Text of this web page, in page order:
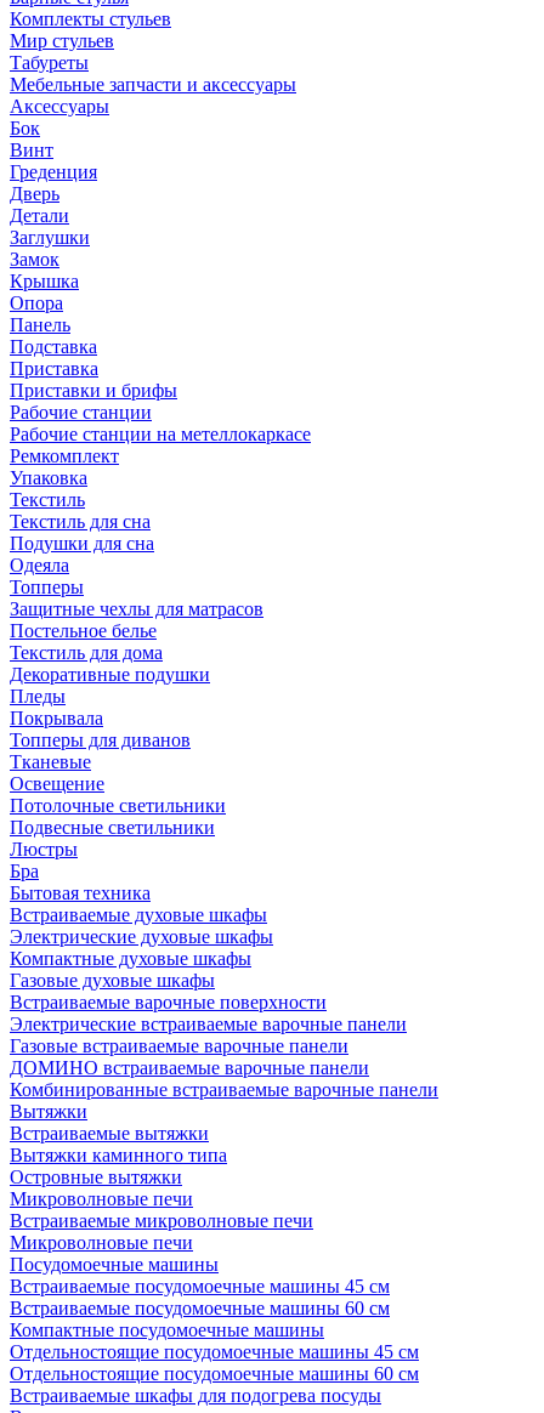
Комплекты стульев
Мир стульев
Табуреты
Мебельные запчасти и аксессуары
Аксессуары
Бок
Винт
Греденция
Дверь
Детали
Заглушки
Замок
Крышка
Опора
Панель
Подставка
Приставка
Приставки и брифы
Рабочие станции
Рабочие станции на метеллокаркасе
Ремкомплект
Упаковка
Текстиль
Текстиль для сна
Подушки для сна
Одеяла
Топперы
Защитные чехлы для матрасов
Постельное белье
Текстиль для дома
Декоративные подушки
Пледы
Покрывала
Топперы для диванов
Тканевые
Освещение
Потолочные светильники
Подвесные светильники
Люстры
Бра
Бытовая техника
Встраиваемые духовые шкафы
Электрические духовые шкафы
Компактные духовые шкафы
Газовые духовые шкафы
Встраиваемые варочные поверхности
Электрические встраиваемые варочные панели
Газовые встраиваемые варочные панели
ДОМИНО встраиваемые варочные панели
Комбинированные встраиваемые варочные панели
Вытяжки
Встраиваемые вытяжки
Вытяжки каминного типа
Островные вытяжки
Микроволновые печи
Встраиваемые микроволновые печи
Микроволновые печи
Посудомоечные машины
Встраиваемые посудомоечные машины 45 см
Встраиваемые посудомоечные машины 60 см
Компактные посудомоечные машины
Отдельностоящие посудомоечные машины 45 см
Отдельностоящие посудомоечные машины 60 см
Встраиваемые шкафы для подогрева посуды